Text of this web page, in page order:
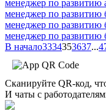
менеджер по развитию
менеджер по развитию
менеджер по развитию
менеджер по развитию
В начало3334353637...
Сканируйте QR-код,
И чаты с